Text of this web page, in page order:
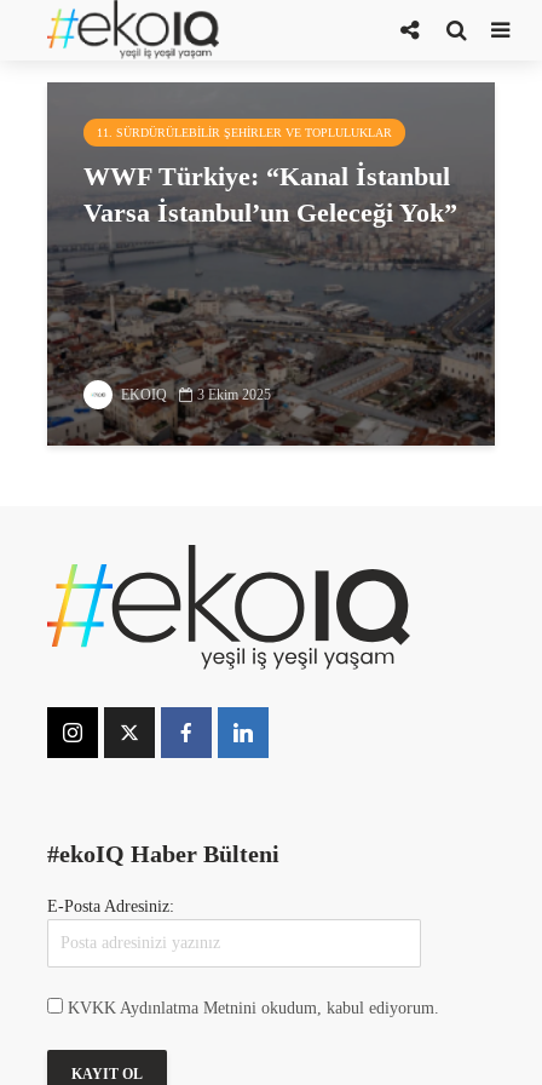
ÇED Olumlu kararı
11. SÜRDÜRÜLEBILIR ŞEHIRLER VE TOPLULUKLAR
WWF Türkiye: “Kanal İstanbul
Varsa İstanbul’un Geleceği Yok”
EKOIQ 3 Ekim 2025
#ekoIQ Haber Bülteni
E-Posta Adresiniz:
KVKK Aydınlatma Metnini okudum, kabul ediyorum.